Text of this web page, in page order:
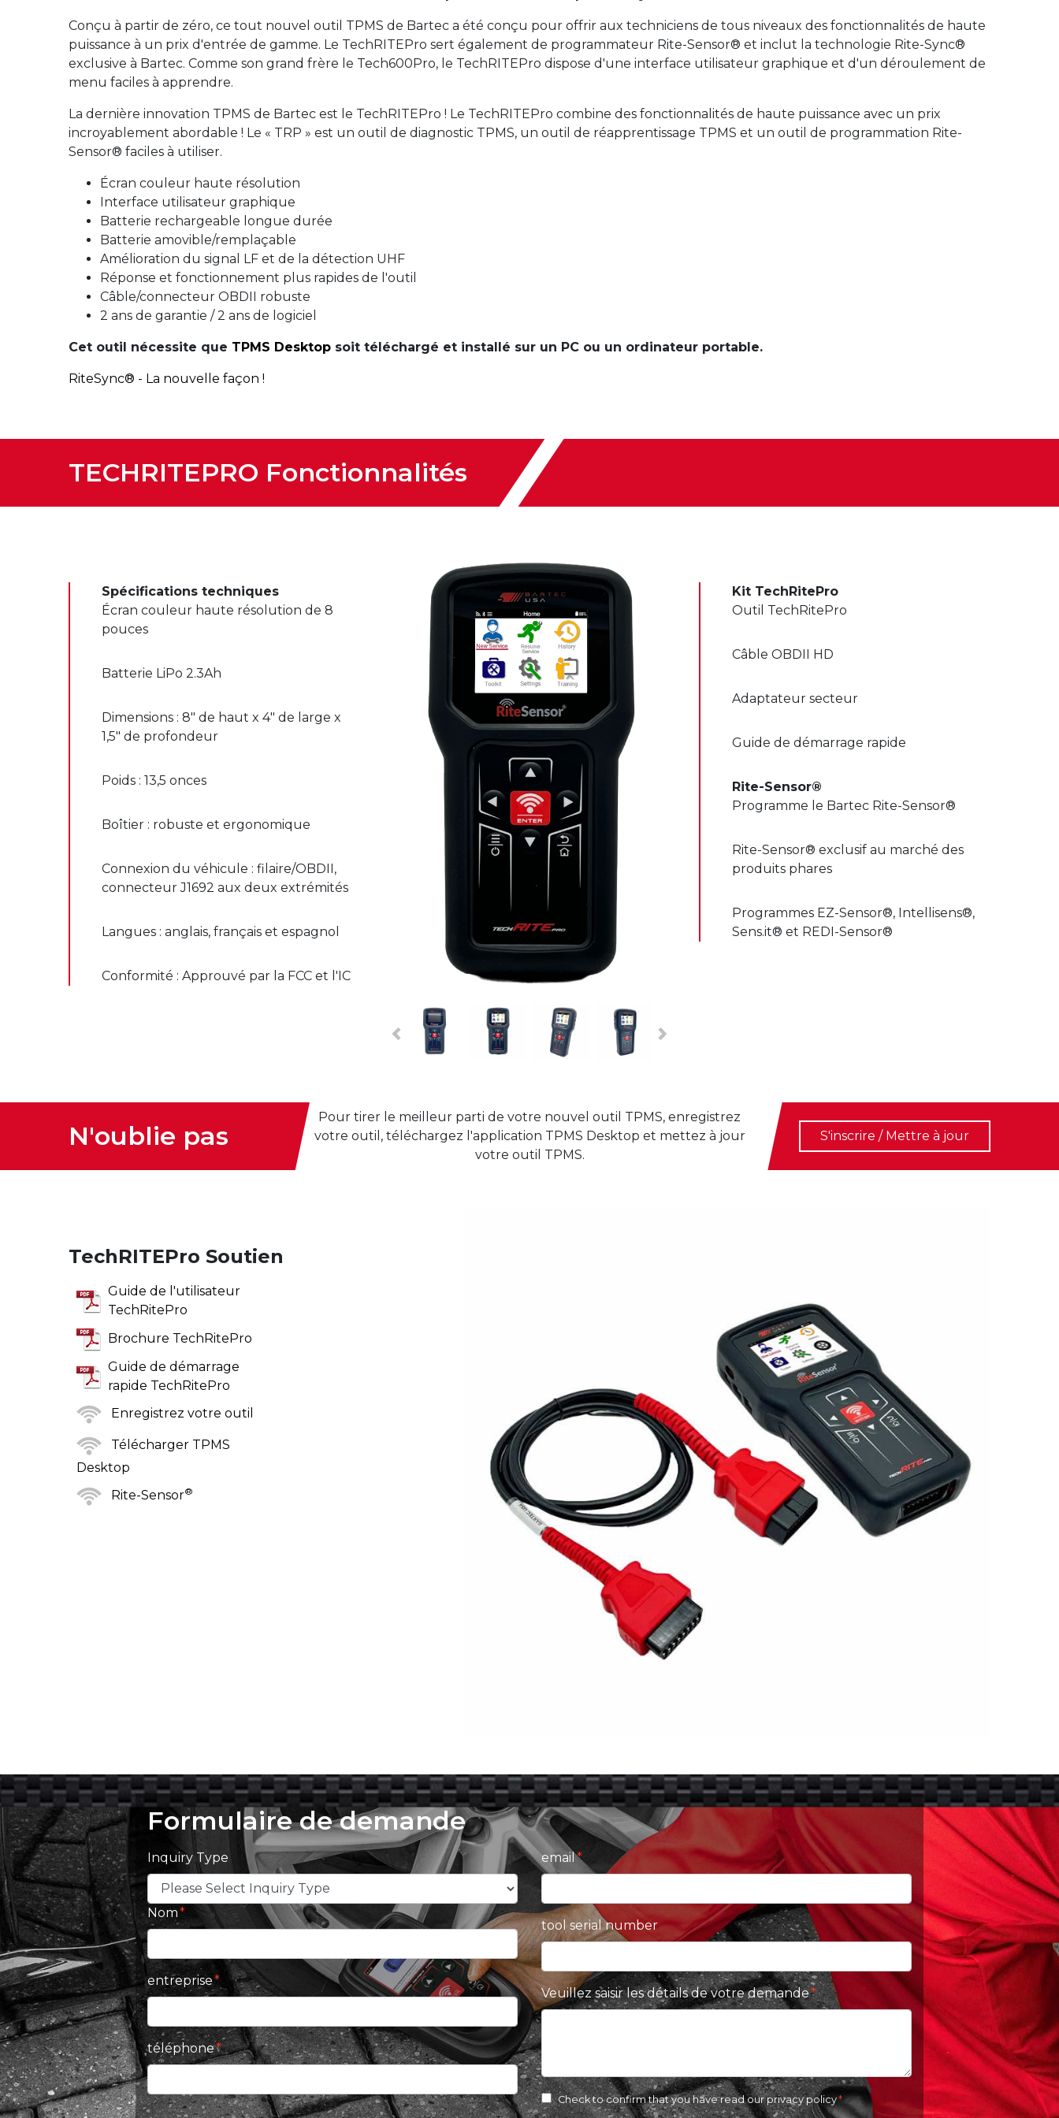
Conçu à partir de zéro, ce tout nouvel outil TPMS de Bartec a été conçu pour offrir aux techniciens de tous niveaux des fonctionnalités de haute
puissance à un prix d'entrée de gamme. Le TechRITEPro sert également de programmateur Rite-Sensor® et inclut la technologie Rite-Sync®
exclusive à Bartec. Comme son grand frère le Tech600Pro, le TechRITEPro dispose d'une interface utilisateur graphique et d'un déroulement de
menu faciles à apprendre.
La dernière innovation TPMS de Bartec est le TechRITEPro ! Le TechRITEPro combine des fonctionnalités de haute puissance avec un prix
incroyablement abordable ! Le « TRP » est un outil de diagnostic TPMS, un outil de réapprentissage TPMS et un outil de programmation Rite-
Sensor® faciles à utiliser.
Écran couleur haute résolution
Interface utilisateur graphique
Batterie rechargeable longue durée
Batterie amovible/remplaçable
Amélioration du signal LF et de la détection UHF
Réponse et fonctionnement plus rapides de l'outil
Câble/connecteur OBDII robuste
2 ans de garantie / 2 ans de logiciel
Cet outil nécessite que TPMS Desktop soit téléchargé et installé sur un PC ou un ordinateur portable.
RiteSync® - La nouvelle façon !
TECHRITEPRO Fonctionnalités
Spécifications techniques
Écran couleur haute résolution de 8
pouces
Batterie LiPo 2.3Ah
Dimensions : 8" de haut x 4" de large x
1,5" de profondeur
Poids : 13,5 onces
Boîtier : robuste et ergonomique
Connexion du véhicule : filaire/OBDII,
connecteur J1692 aux deux extrémités
Langues : anglais, français et espagnol
Conformité : Approuvé par la FCC et l'IC
Previous Next
Kit TechRitePro
Outil TechRitePro
Câble OBDII HD
Adaptateur secteur
Guide de démarrage rapide
Rite-Sensor®
Programme le Bartec Rite-Sensor®
Rite-Sensor® exclusif au marché des
produits phares
Programmes EZ-Sensor®, Intellisens®,
Sens.it® et REDI-Sensor®
N'oublie pas
Pour tirer le meilleur parti de votre nouvel outil TPMS, enregistrez
votre outil, téléchargez l'application TPMS Desktop et mettez à jour
votre outil TPMS.
S'inscrire / Mettre à jour
TechRITEPro Soutien
Guide de l'utilisateur
TechRitePro
Brochure TechRitePro
Guide de démarrage
rapide TechRitePro
Enregistrez votre outil
Télécharger TPMS
Desktop
Rite-Sensor®
Formulaire de demande
Inquiry Type
Nom
entreprise
téléphone
email
tool serial number
Veuillez saisir les détails de votre demande
Check to confirm that you have read ourprivacy policy